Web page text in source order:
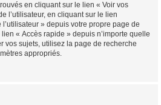
en cliquant sur le lien « Voir vos
l’utilisateur, en cliquant sur le lien
» depuis votre propre page de
« Accès rapide » depuis n’importe quelle
vos sujets, utilisez la page de recherche
appropriés.